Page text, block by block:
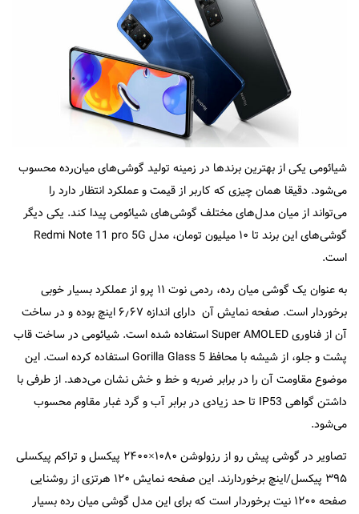
شیائومی یکی از بهترین برند‌ها در زمینه تولید گوشی‌های میان‌رده محسوب
می‌شود. دقیقا همان چیزی که کاربر از قیمت و عملکرد انتظار دارد را
می‌تواند از میان مدل‌های مختلف گوشی‌های شیائومی پیدا کند. یکی دیگر
گوشی‌های این برند تا ۱۰ میلیون تومان، مدل Redmi Note 11 pro 5G
است.
به عنوان یک گوشی میان رده، ردمی نوت ۱۱ پرو از عملکرد بسیار خوبی
برخوردار است. صفحه نمایش آن دارای اندازه ۶٫۶۷ اینچ بوده و در ساخت
آن از فناوری Super AMOLED استفاده شده است. شیائومی در ساخت قاب
پشت و جلو، از شیشه با محافظ Gorilla Glass 5 استفاده کرده است. این
موضوع مقاومت آن را در برابر ضربه و خط و خش نشان می‌دهد. از طرفی با
داشتن گواهی IP53 تا حد زیادی در برابر آب و گرد غبار مقاوم محسوب
می‌شود.
تصاویر در گوشی پیش رو از رزولوشن ۱۰۸۰×۲۴۰۰ پیکسل و تراکم پیکسلی
۳۹۵ پیکسل/اینچ برخوردارند. این صفحه نمایش ۱۲۰ هرتزی از روشنایی
صفحه ۱۲۰۰ نیت برخوردار است که برای این مدل گوشی میان رده بسیار